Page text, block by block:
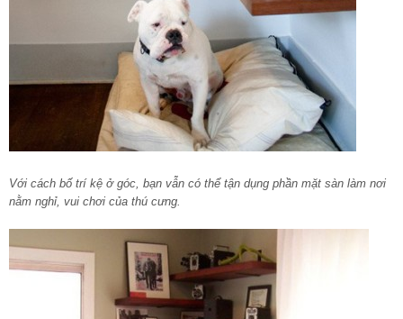
Với cách bố trí kệ ở góc, bạn vẫn có thể tận dụng phần mặt sàn làm nơi
nằm nghỉ, vui chơi của thú cưng.